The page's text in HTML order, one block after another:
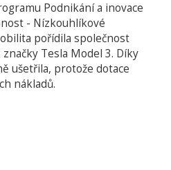
Podnikání a inovace
- Nízkouhlíkové
pořídila společnost
Tesla Model 3. Díky
ušetřila, protože dotace
nákladů.